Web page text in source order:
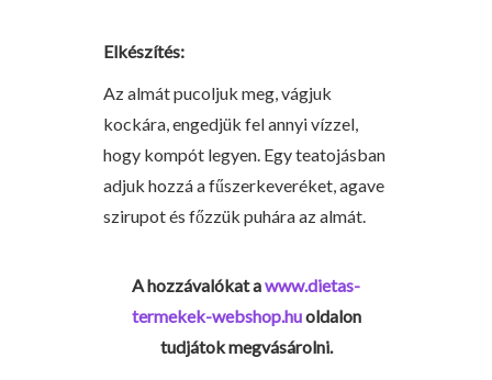
Elkészítés:
Az almát pucoljuk meg, vágjuk
kockára, engedjük fel annyi vízzel,
hogy kompót legyen. Egy teatojásban
adjuk hozzá a fűszerkeveréket, agave
szirupot és főzzük puhára az almát.
A hozzávalókat awww.dietas-
termekek-webshop.huoldalon
tudjátok megvásárolni.